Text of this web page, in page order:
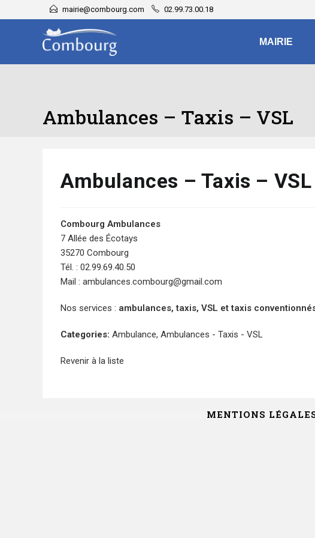
mairie@combourg.com 02.99.73.00.18
MAIRIE
Ambulances – Taxis – VSL
Ambulances – Taxis – VSL
Combourg Ambulances
7 Allée des Écotays
35270 Combourg
Tél. : 02.99.69.40.50
Mail : ambulances.combourg@gmail.com
Nos services : ambulances, taxis, VSL et taxis
Categories: Ambulance, Ambulances - Taxis - VSL
Revenir à la liste
MENTIONS